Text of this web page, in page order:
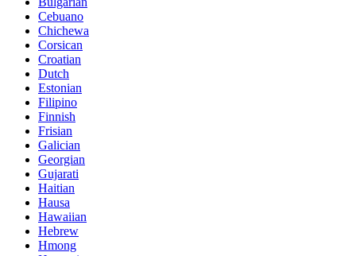
Cebuano
Chichewa
Corsican
Croatian
Dutch
Estonian
Filipino
Finnish
Frisian
Galician
Georgian
Gujarati
Haitian
Hausa
Hawaiian
Hebrew
Hmong